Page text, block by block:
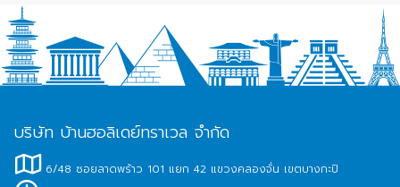
บริษัท บ้านฮอลิเดย์ทราเวล จำกัด
6/48 ซอยลาดพร้าว 101 แยก 42 แขวงคลองจั่น เขตบางกะปิ